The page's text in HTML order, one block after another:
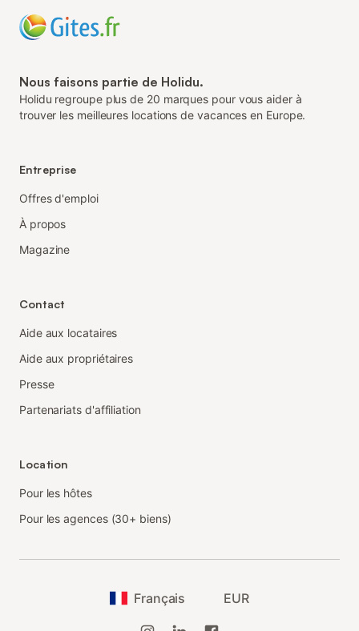
Nous faisons partie de Holidu.
Holidu regroupe plus de 20 marques pour vous aider à
trouver les meilleures locations de vacances en Europe.
Entreprise
Offres d'emploi
À propos
Magazine
Contact
Aide aux locataires
Aide aux propriétaires
Presse
Partenariats d'affiliation
Location
Pour les hôtes
Pour les agences (30+ biens)
Français EUR